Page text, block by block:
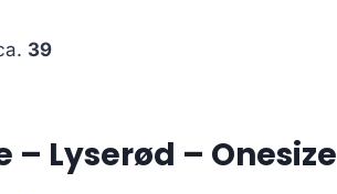
39
Lyserød – Onesize